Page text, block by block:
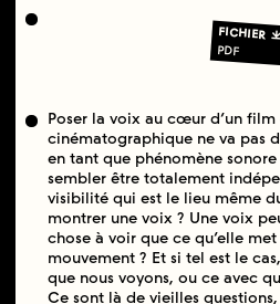
FICHIER
PDF
Poser la voix au cœur d’un
cinématographique ne va pas
en tant que phénomène
sembler être totalement
visibilité qui est le lieu même
montrer une voix ? Une voix
chose à voir que ce qu’elle
mouvement ? Et si tel est le
que nous voyons, ou ce avec
Ce sont là de vieilles